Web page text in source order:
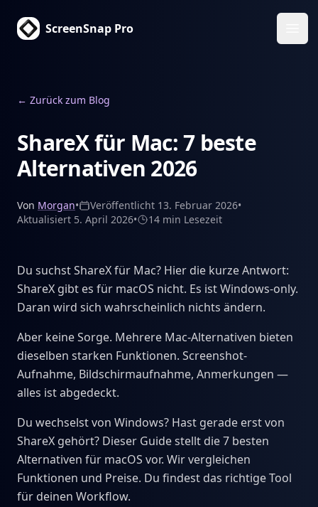
ScreenSnap Pro
← Zurück zum Blog
ShareX für Mac: 7 beste
Alternativen 2026
Von Morgan• Veröffentlicht 13. Februar 2026•
Aktualisiert 5. April 2026• 14 min Lesezeit
Du suchst ShareX für Mac? Hier die kurze Antwort:
ShareX gibt es für macOS nicht. Es ist Windows-only.
Daran wird sich wahrscheinlich nichts ändern.
Aber keine Sorge. Mehrere Mac-Alternativen bieten
dieselben starken Funktionen. Screenshot-
Aufnahme, Bildschirmaufnahme, Anmerkungen —
alles ist abgedeckt.
Du wechselst von Windows? Hast gerade erst von
ShareX gehört? Dieser Guide stellt die 7 besten
Alternativen für macOS vor. Wir vergleichen
Funktionen und Preise. Du findest das richtige Tool
für deinen Workflow.